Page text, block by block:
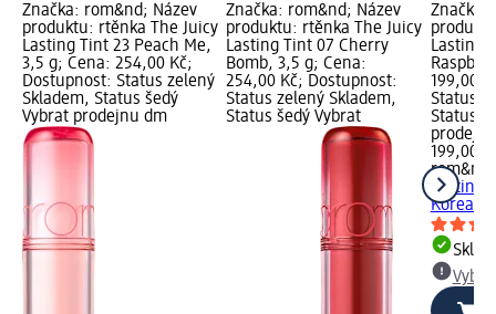
Značka: rom&nd; Název
produktu: rtěnka The Juicy
Lasting Tint 23 Peach Me,
3,5 g; Cena: 254,00 Kč;
Dostupnost: Status zelený
Skladem, Status šedý
Vybrat prodejnu dm
Značka: rom&nd; Název
produktu: rtěnka The Juicy
Lasting Tint 07 Cherry
Bomb, 3,5 g; Cena:
254,00 Kč; Dostupnost:
Status zelený Skladem,
Status šedý Vybrat
Značka:
Lasting
199,00
Status
Status
199,00
rom&nd
Lasting